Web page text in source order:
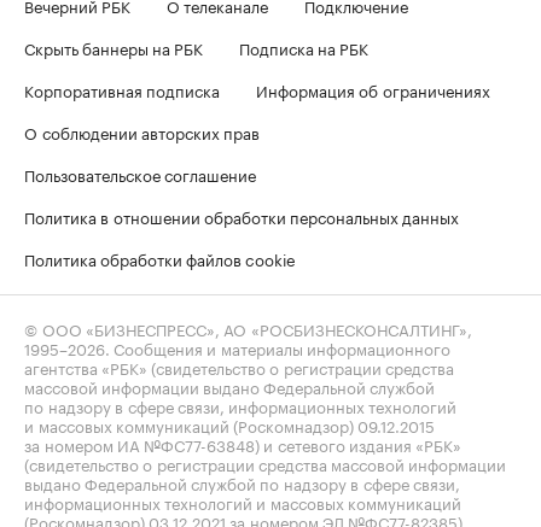
Скрыть баннеры на РБК
Подписка на РБК
Корпоративная подписка
Информация об ограничениях
О соблюдении авторских прав
Пользовательское соглашение
Политика в отношении обработки персональных данных
Политика обработки файлов cookie
© ООО «БИЗНЕСПРЕСС», АО «РОСБИЗНЕСКОНСАЛТИНГ»,
1995–2026 . Сообщения и материалы информационного
агентства «РБК» (свидетельство о регистрации средства
массовой информации выдано Федеральной службой
по надзору в сфере связи, информационных технологий
и массовых коммуникаций (Роскомнадзор) 09.12.2015
за номером ИА №ФС77-63848) и сетевого издания «РБК»
(свидетельство о регистрации средства массовой информации
выдано Федеральной службой по надзору в сфере связи,
информационных технологий и массовых коммуникаций
(Роскомнадзор) 03.12.2021 за номером ЭЛ №ФС77-82385)